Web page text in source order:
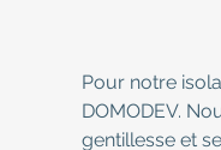
Pour notre
DOMODEV.
gentillesse et